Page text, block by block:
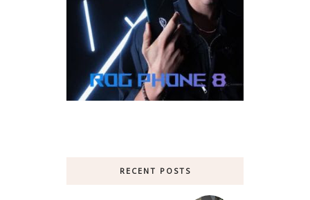
RECENT POSTS